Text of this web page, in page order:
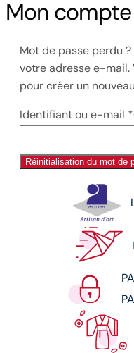
Mon compte
Mot de passe perdu
votre adresse e-mail.
pour créer un
Identifiant ou e-mail *
Réinitialisation du mot de